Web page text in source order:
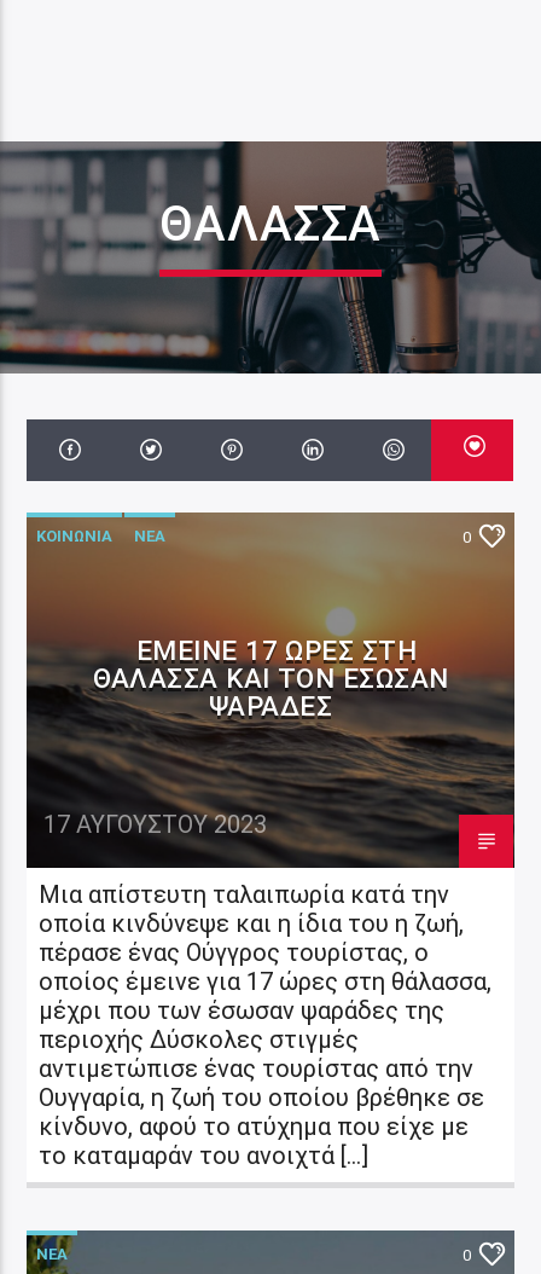
ΘΑΛΑΣΣΑ
ΚΟΙΝΩΝΙΑ ΝΕΑ 0
ΈΜΕΙΝΕ 17 ΏΡΕΣ ΣΤΗ
ΘΆΛΑΣΣΑ ΚΑΙ ΤΟΝ ΈΣΩΣΑΝ
ΨΑΡΆΔΕΣ
17 ΑΥΓΟΎΣΤΟΥ 2023
Μια απίστευτη ταλαιπωρία κατά την
οποία κινδύνεψε και η ίδια του η ζωή,
πέρασε ένας Ούγγρος τουρίστας, ο
οποίος έμεινε για 17 ώρες στη θάλασσα,
μέχρι που των έσωσαν ψαράδες της
περιοχής Δύσκολες στιγμές
αντιμετώπισε ένας τουρίστας από την
Ουγγαρία, η ζωή του οποίου βρέθηκε σε
κίνδυνο, αφού το ατύχημα που είχε με
το καταμαράν του ανοιχτά […]
ΝΕΑ 0